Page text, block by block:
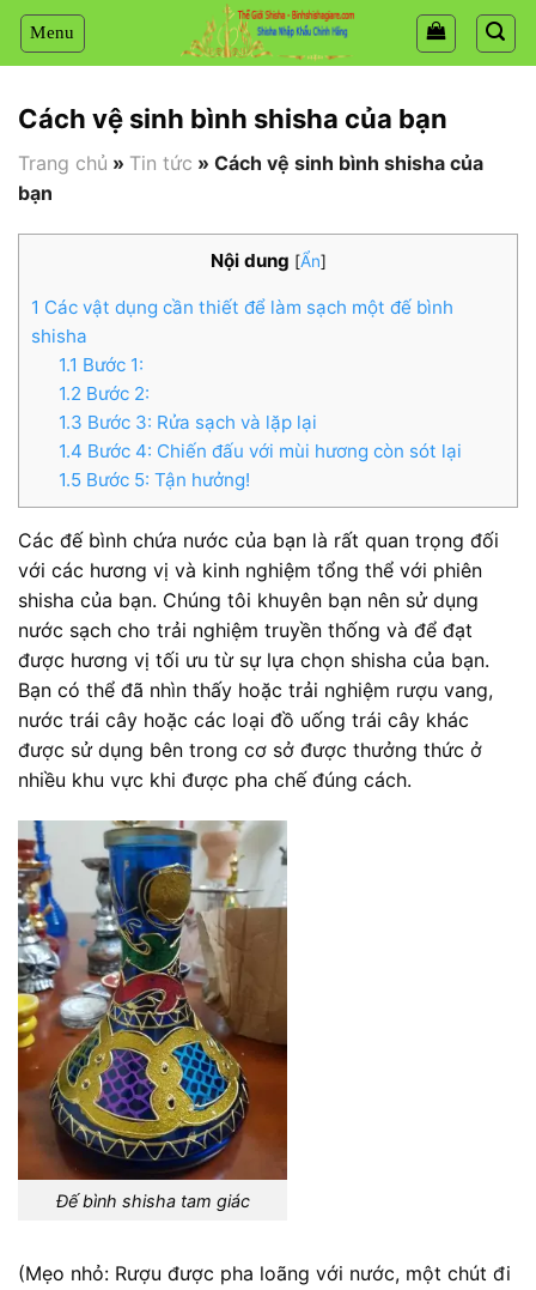
Chuyển
đến
nội
dungCách vệ sinh bình shisha của bạn
Trang chủ » Tin tức » Cách vệ sinh bình shisha của
bạn
Nội dung [Ẩn]
1 Các vật dụng cần thiết để làm sạch một đế bình
shisha
1.1 Bước 1:
1.2 Bước 2:
1.3 Bước 3: Rửa sạch và lặp lại
1.4 Bước 4: Chiến đấu với mùi hương còn sót lại
1.5Bước 5: Tận hưởng!
Các đế bình chứa nước của bạn là rất quan trọng đối
với các hương vị và kinh nghiệm tổng thể với phiên
shisha của bạn. Chúng tôi khuyên bạn nên sử dụng
nước sạch cho trải nghiệm truyền thống và để đạt
được hương vị tối ưu từ sự lựa chọn shisha của bạn.
Bạn có thể đã nhìn thấy hoặc trải nghiệm rượu vang,
nước trái cây hoặc các loại đồ uống trái cây khác
được sử dụng bên trong cơ sở được thưởng thức ở
nhiều khu vực khi được pha chế đúng cách.
Đế bình shisha tam giác
(Mẹo nhỏ: Rượu được pha loãng với nước, một chút đi